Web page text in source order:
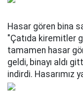
Hasar gören bina
"Çatıda kiremitler
tamamen hasar
geldi, binayı aldı
indirdi. Hasarımız